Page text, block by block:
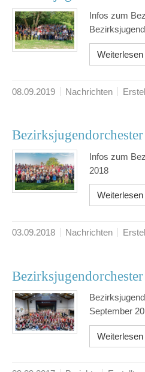
Infos zum
08.09.2019 Nachrichten
Infos zum
2018
03.09.2018 Nachrichten
September